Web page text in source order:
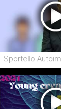
Sportello